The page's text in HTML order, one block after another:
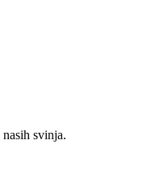
svinja.